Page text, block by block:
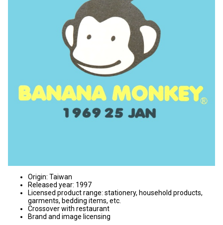
Origin: Taiwan
Released year: 1997
Licensed product range: stationery, household products,
garments, bedding items, etc.
Crossover with restaurant
Brand and image licensing